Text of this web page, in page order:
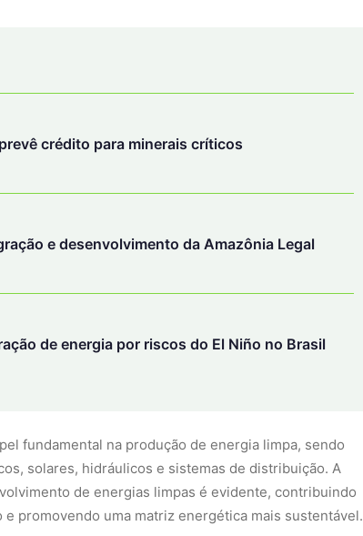
crédito para minerais críticos
e desenvolvimento da Amazônia Legal
de energia por riscos do El Niño no Brasil
fundamental na produção de energia limpa, sendo
solares, hidráulicos e sistemas de distribuição. A
de energias limpas é evidente, contribuindo
promovendo uma matriz energética mais sustentável.